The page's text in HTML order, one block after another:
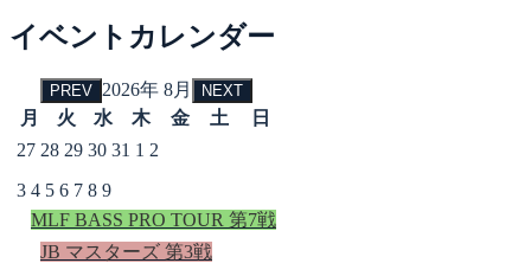
イベントカレンダー
PREV 2026年 8月 NEXT
月 火 水 木 金 土
日
27 28 29 30 31 1 2
3 4 5 6 7 8 9
MLF BASS PRO TOUR 第7戦
JB マスターズ 第3戦